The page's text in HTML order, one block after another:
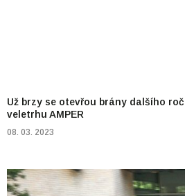
Už brzy se otevřou brány dalšího
veletrhu AMPER
08. 03. 2023